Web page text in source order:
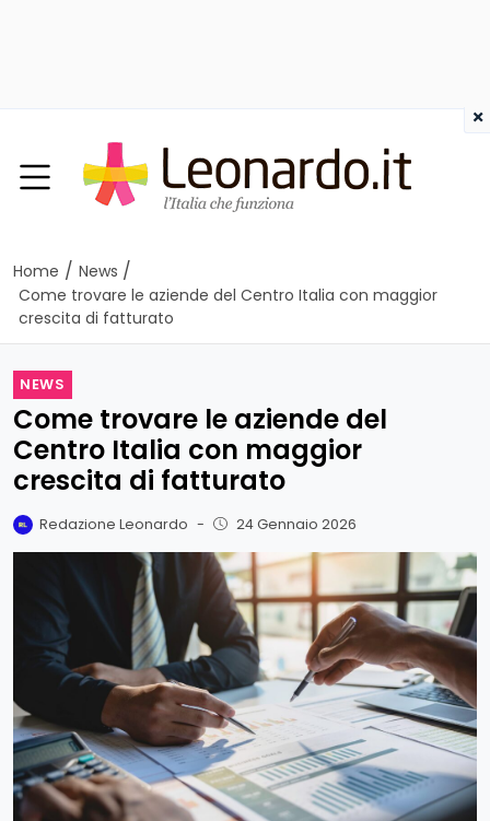
Home / News /
Come trovare le aziende del Centro Italia con maggior
crescita di fatturato
NEWS
Come trovare le aziende del
Centro Italia con maggior
crescita di fatturato
Redazione Leonardo - 24 Gennaio 2026
×